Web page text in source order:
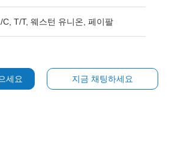
C, T/T, 웨스턴 유니온, 페이팔
세요 지금 채팅하세요